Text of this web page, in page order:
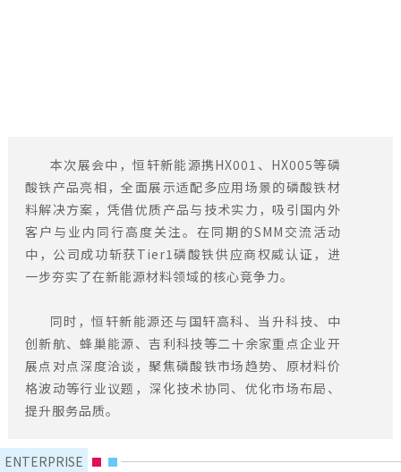
本次展会中，恒轩新能源携HX001、HX005等磷
酸铁产品亮相，全面展示适配多应用场景的磷酸铁材
料解决方案，凭借优质产品与技术实力，吸引国内外
客户与业内同行高度关注。在同期的SMM交流活动
中，公司成功斩获Tier1磷酸铁供应商权威认证，进
一步夯实了在新能源材料领域的核心竞争力。
同时，恒轩新能源还与国轩高科、当升科技、中
创新航、蜂巢能源、吉利科技等二十余家重点企业开
展点对点深度洽谈，聚焦磷酸铁市场趋势、原材料价
格波动等行业议题，深化技术协同、优化市场布局、
提升服务品质。
ENTERPRISE